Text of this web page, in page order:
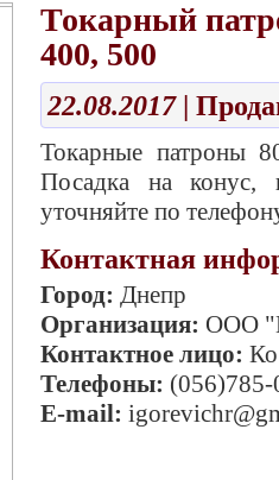
Токарный
400, 500
22.08.2017|
Токарные патроны
Посадка на конус,
уточняйте по
Контактная
Город: Днепр
Организация: ООО
Контактное лицо:
Телефоны:
E-mail: